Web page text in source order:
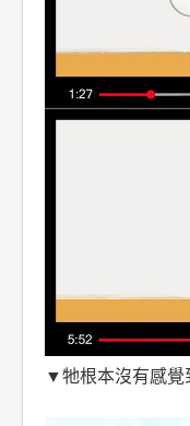
▼牠根本沒有感覺